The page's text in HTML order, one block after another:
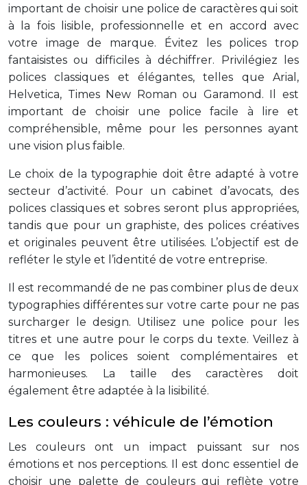
important de choisir une police de caractères qui soit
à la fois lisible, professionnelle et en accord avec
votre image de marque. Évitez les polices trop
fantaisistes ou difficiles à déchiffrer. Privilégiez les
polices classiques et élégantes, telles que Arial,
Helvetica, Times New Roman ou Garamond. Il est
important de choisir une police facile à lire et
compréhensible, même pour les personnes ayant
une vision plus faible.
Le choix de la typographie doit être adapté à votre
secteur d’activité. Pour un cabinet d’avocats, des
polices classiques et sobres seront plus appropriées,
tandis que pour un graphiste, des polices créatives
et originales peuvent être utilisées. L’objectif est de
refléter le style et l’identité de votre entreprise.
Il est recommandé de ne pas combiner plus de deux
typographies différentes sur votre carte pour ne pas
surcharger le design. Utilisez une police pour les
titres et une autre pour le corps du texte. Veillez à
ce que les polices soient complémentaires et
harmonieuses. La taille des caractères doit
également être adaptée à la lisibilité.
Les couleurs : véhicule de l’émotion
Les couleurs ont un impact puissant sur nos
émotions et nos perceptions. Il est donc essentiel de
choisir une palette de couleurs qui reflète votre